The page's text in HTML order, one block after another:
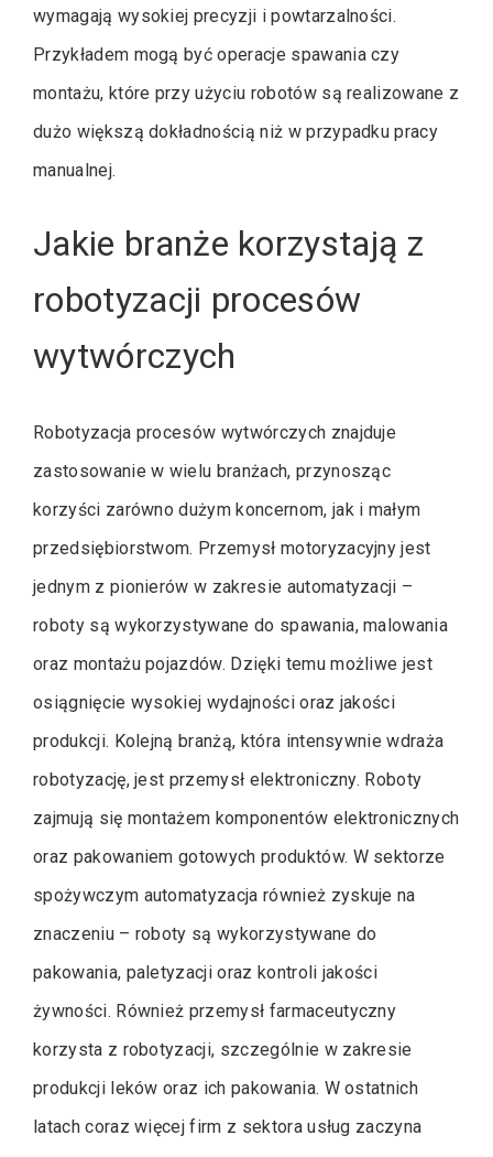
wymagają wysokiej precyzji i powtarzalności.
Przykładem mogą być operacje spawania czy
montażu, które przy użyciu robotów są realizowane z
dużo większą dokładnością niż w przypadku pracy
manualnej.
Jakie branże korzystają z
robotyzacji procesów
wytwórczych
Robotyzacja procesów wytwórczych znajduje
zastosowanie w wielu branżach, przynosząc
korzyści zarówno dużym koncernom, jak i małym
przedsiębiorstwom. Przemysł motoryzacyjny jest
jednym z pionierów w zakresie automatyzacji –
roboty są wykorzystywane do spawania, malowania
oraz montażu pojazdów. Dzięki temu możliwe jest
osiągnięcie wysokiej wydajności oraz jakości
produkcji. Kolejną branżą, która intensywnie wdraża
robotyzację, jest przemysł elektroniczny. Roboty
zajmują się montażem komponentów elektronicznych
oraz pakowaniem gotowych produktów. W sektorze
spożywczym automatyzacja również zyskuje na
znaczeniu – roboty są wykorzystywane do
pakowania, paletyzacji oraz kontroli jakości
żywności. Również przemysł farmaceutyczny
korzysta z robotyzacji, szczególnie w zakresie
produkcji leków oraz ich pakowania. W ostatnich
latach coraz więcej firm z sektora usług zaczyna